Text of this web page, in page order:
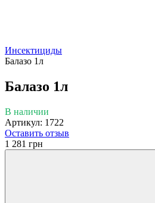
Инсектициды
Балазо 1л
Балазо 1л
В наличии
Артикул: 1722
Оставить отзыв
1 281 грн